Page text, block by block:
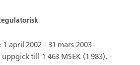
april 2002 - 31 mars 2003 -
till 1 463 MSEK (1 983). -